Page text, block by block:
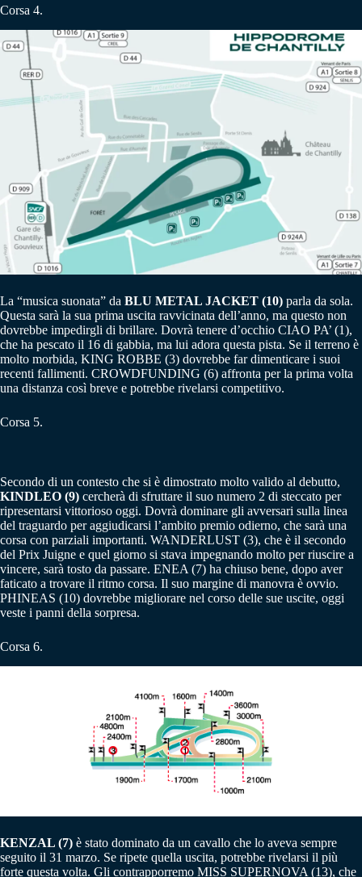
Corsa 4.
La “musica suonata” da BLU METAL JACKET (10) parla da sola.
Questa sarà la sua prima uscita ravvicinata dell’anno, ma questo non
dovrebbe impedirgli di brillare. Dovrà tenere d’occhio CIAO PA’ (1),
che ha pescato il 16 di gabbia, ma lui adora questa pista. Se il terreno è
molto morbida, KING ROBBE (3) dovrebbe far dimenticare i suoi
recenti fallimenti. CROWDFUNDING (6) affronta per la prima volta
una distanza così breve e potrebbe rivelarsi competitivo.
Corsa 5.
Secondo di un contesto che si è dimostrato molto valido al debutto,
KINDLEO (9) cercherà di sfruttare il suo numero 2 di steccato per
ripresentarsi vittorioso oggi. Dovrà dominare gli avversari sulla linea
del traguardo per aggiudicarsi l’ambito premio odierno, che sarà una
corsa con parziali importanti. WANDERLUST (3), che è il secondo
del Prix Juigne e quel giorno si stava impegnando molto per riuscire a
vincere, sarà tosto da passare. ENEA (7) ha chiuso bene, dopo aver
faticato a trovare il ritmo corsa. Il suo margine di manovra è ovvio.
PHINEAS (10) dovrebbe migliorare nel corso delle sue uscite, oggi
veste i panni della sorpresa.
Corsa 6.
KENZAL (7) è stato dominato da un cavallo che lo aveva sempre
seguito il 31 marzo. Se ripete quella uscita, potrebbe rivelarsi il più
forte questa volta. Gli contrapporremo MISS SUPERNOVA (13), che